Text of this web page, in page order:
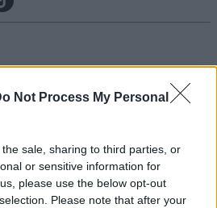
Not Process My Personal
sale, sharing to third parties, or
or sensitive information for
please use the below opt-out
Please note that after your